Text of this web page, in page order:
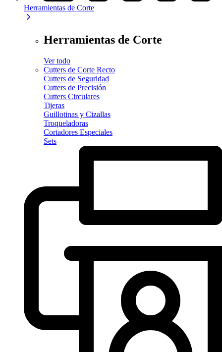
Herramientas de Corte
Herramientas de Corte
Ver todo
Cutters de Corte Recto
Cutters de Seguridad
Cutters de Precisión
Cutters Circulares
Tijeras
Guillotinas y Cizallas
Troqueladoras
Cortadores Especiales
Sets